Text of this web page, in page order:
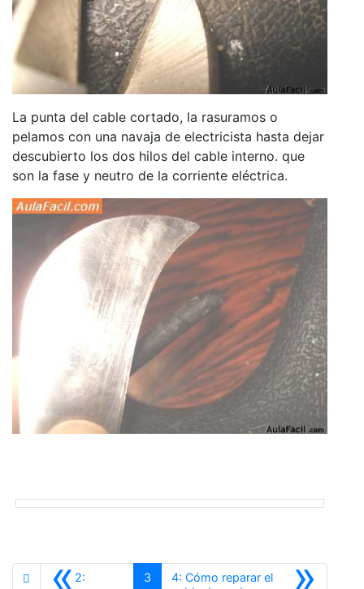
La punta del cable cortado, la rasuramos o
pelamos con una navaja de electricista hasta dejar
descubierto los dos hilos del cable interno. que
son la fase y neutro de la corriente eléctrica.
«2: 3 »
4: Cómo reparar el